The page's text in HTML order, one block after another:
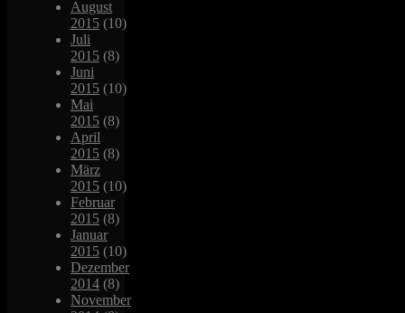
August
2015 (10)
Juli
2015 (8)
Juni
2015 (10)
Mai
2015 (8)
April
2015 (8)
März
2015 (10)
Februar
2015 (8)
Januar
2015 (10)
Dezember
2014 (8)
November